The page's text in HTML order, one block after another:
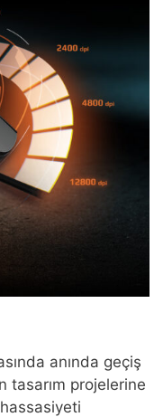
anında geçiş
tasarım projelerine